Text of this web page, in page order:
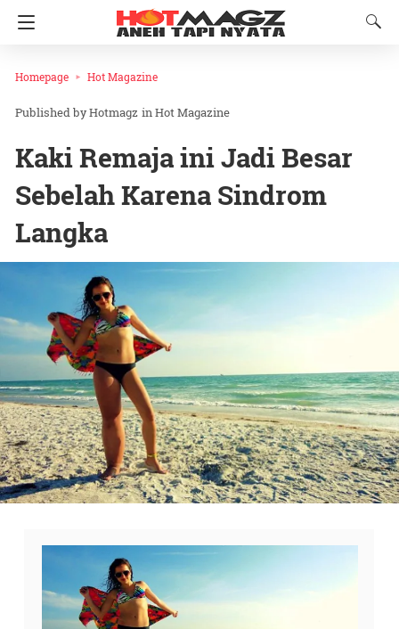
Homepage Hot Magazine
Hotmagz inHot Magazine
Kaki Remaja ini Jadi Besar
Sebelah Karena Sindrom
Langka